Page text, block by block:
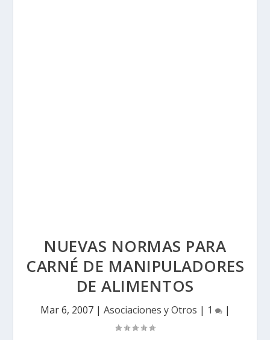
NUEVAS NORMAS PARA
CARNÉ DE MANIPULADORES
DE ALIMENTOS
Mar 6, 2007| Asociaciones y Otros | 1 |